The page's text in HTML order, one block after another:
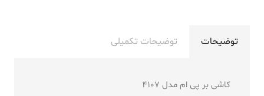
توضیحات توضیحات تکمیلی
کاشی بر پی ام مدل 4107